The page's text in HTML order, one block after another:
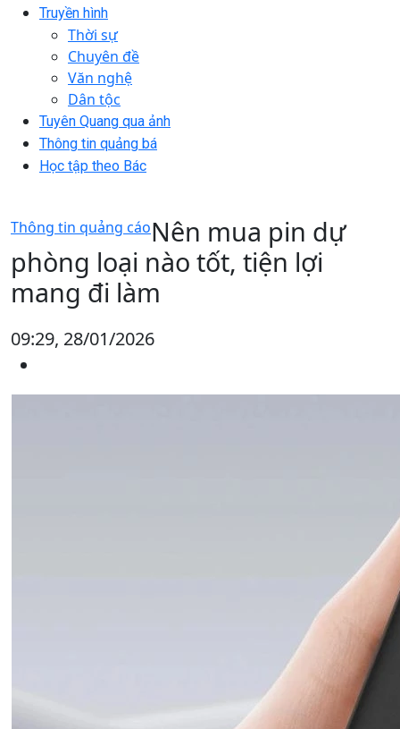
Truyền hình
Thời sự
Chuyên đề
Văn nghệ
Dân tộc
Tuyên Quang qua ảnh
Thông tin quảng bá
Học tập theo Bác
Thông tin quảng cáoNên mua pin dự
phòng loại nào tốt, tiện lợi
mang đi làm
09:29, 28/01/2026